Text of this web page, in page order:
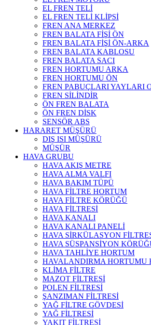
EL FREN TELİ
EL FREN TELİ KLİPSİ
FREN ANA MERKEZ
FREN BALATA FİŞİ ÖN
FREN BALATA FİŞİ ÖN-ARKA
FREN BALATA KABLOSU
FREN BALATA SACI
FREN HORTUMU ARKA
FREN HORTUMU ÖN
FREN PABUÇLARI YAYLARI
FREN SİLİNDİR
ÖN FREN BALATA
ÖN FREN DİSK
SENSÖR ABS
HARARET MÜŞÜRÜ
DIŞ ISI MÜŞÜRÜ
MÜŞÜR
HAVA GRUBU
HAVA AKIŞ METRE
HAVA ALMA VALFI
HAVA BAKIM TÜPÜ
HAVA FİLTRE HORTUM
HAVA FİLTRE KÖRÜĞÜ
HAVA FİLTRESİ
HAVA KANALI
HAVA KANALI PANELİ
HAVA SİRKÜLASYON
HAVA SÜSPANSİYON
HAVA TAHLİYE HORTUM
HAVALANDIRMA HORTUMU
KLİMA FİLTRE
MAZOT FİLTRESİ
POLEN FİLTRESİ
ŞANZIMAN FİLTRESİ
YAĞ FİLTRE GÖVDESİ
YAĞ FİLTRESİ
YAKIT FİLTRESİ